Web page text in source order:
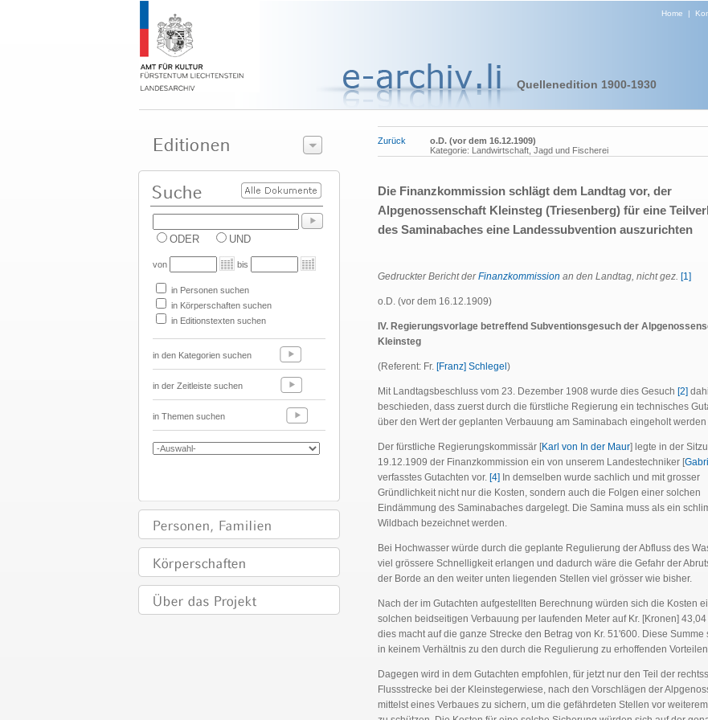
Home |
Quellenedition 1900-1930
ODER UND
von bis
in Personen suchen
in Körperschaften suchen
in Editionstexten suchen
in den Kategorien suchen
in der Zeitleiste suchen
in Themen suchen
Zurück
o.D. (vor dem 16.12.1909)
Kategorie: Landwirtschaft, Jagd und Fischerei
Die Finanzkommission schlägt dem Landtag vor, der
Alpgenossenschaft Kleinsteg (Triesenberg) für eine
des Saminabaches eine Landessubvention auszurichten
Gedruckter Bericht derFinanzkommission an den Landtag, nicht gez. [1]
o.D. (vor dem 16.12.1909)
IV. Regierungsvorlage betreffend Subventionsgesuch der
Kleinsteg
(Referent: Fr. [Franz] Schlegel )
Mit Landtagsbeschluss vom 23. Dezember 1908 wurde dies Gesuch [2]
beschieden, dass zuerst durch die fürstliche Regierung ein technisches
über den Wert der geplanten Verbauung am Saminabach eingeholt
Der fürstliche Regierungskommissär [Karl von In der Maur] legte in der
19.12.1909 der Finanzkommission ein von unserem Landestechniker [
verfasstes Gutachten vor. [4] In demselben wurde sachlich und mit grosser
Gründlichkeit nicht nur die Kosten, sondern auch die Folgen einer solchen
Eindämmung des Saminabaches dargelegt. Die Samina muss als ein
Wildbach bezeichnet werden.
Bei Hochwasser würde durch die geplante Regulierung der Abfluss des
viel grössere Schnelligkeit erlangen und dadurch wäre die Gefahr der
der Borde an den weiter unten liegenden Stellen viel grösser wie bisher.
Nach der im Gutachten aufgestellten Berechnung würden sich die Kosten
solchen beidseitigen Verbauung per laufenden Meter auf Kr. [Kronen]
dies macht auf die ganze Strecke den Betrag von Kr. 51'600. Diese Summe
in keinem Verhältnis zu den durch die Regulierung zu erhoffenden
Dagegen wird in dem Gutachten empfohlen, für jetzt nur den Teil der
Flussstrecke bei der Kleinstegerwiese, nach den Vorschlägen der
mittelst eines Verbaues zu sichern, um die gefährdeten Stellen vor